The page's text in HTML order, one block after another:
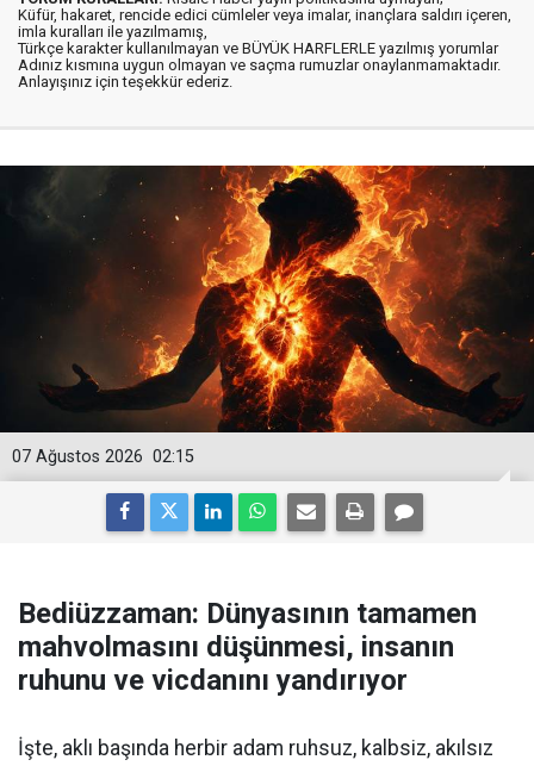
Küfür, hakaret, rencide edici cümleler veya imalar, inançlara saldırı içeren,
imla kuralları ile yazılmamış,
Türkçe karakter kullanılmayan ve BÜYÜK HARFLERLE yazılmış yorumlar
Adınız kısmına uygun olmayan ve saçma rumuzlar onaylanmamaktadır.
Anlayışınız için teşekkür ederiz.
02:15
07 Ağustos 2026
Bediüzzaman: Dünyasının tamamen
mahvolmasını düşünmesi, insanın
ruhunu ve vicdanını yandırıyor
İşte, aklı başında herbir adam ruhsuz, kalbsiz, akılsız